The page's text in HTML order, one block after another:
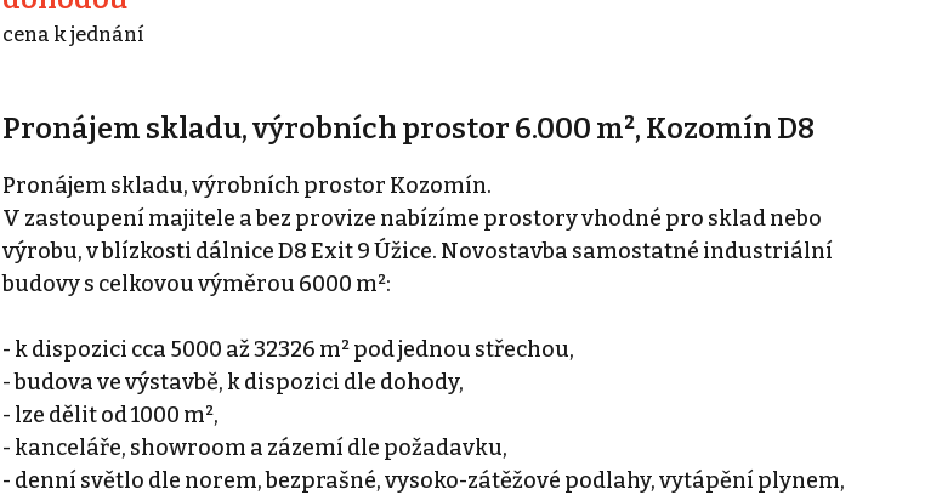
cena k jednání
Pronájem skladu, výrobních prostor 6.000 m², Kozomín D8
Pronájem skladu, výrobních prostor Kozomín.
V zastoupení majitele a bez provize nabízíme prostory vhodné pro sklad nebo
výrobu, v blízkosti dálnice D8 Exit 9 Úžice. Novostavba samostatné industriální
budovy s celkovou výměrou 6000 m²:
- k dispozici cca 5000 až 32326 m² pod jednou střechou,
- budova ve výstavbě, k dispozici dle dohody,
- lze dělit od 1000 m²,
- kanceláře, showroom a zázemí dle požadavku,
- denní světlo dle norem, bezprašné, vysoko-zátěžové podlahy, vytápění plynem,